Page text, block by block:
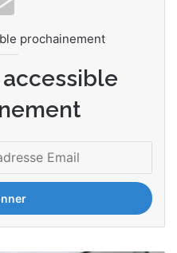
prochainement